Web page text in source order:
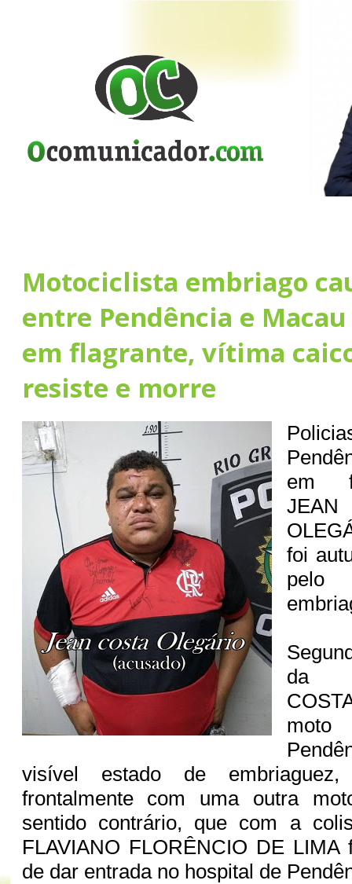
Motociclista embriago
entre Pendência e
em flagrante, vítima
resiste e morre
em
foi
da
visível estado de
frontalmente com uma outra
sentido contrário, que com a
FLAVIANO FLORÊNCIO DE
de dar entrada no hospital de